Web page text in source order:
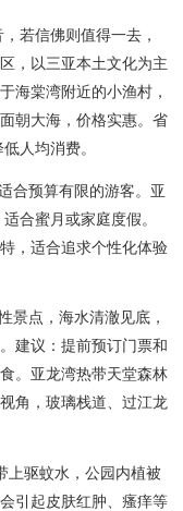
若信佛则值得一去，
，以三亚本土文化为主
海棠湾附近的小渔村，
朝大海，价格实惠。省
人均消费。
合预算有限的游客。亚
合蜜月或家庭度假。
，适合追求个性化体验
景点，海水清澈见底，
建议：提前预订门票和
。亚龙湾热带天堂森林
角，玻璃栈道、过江龙
上驱蚊水，公园内植被
引起皮肤红肿、瘙痒等